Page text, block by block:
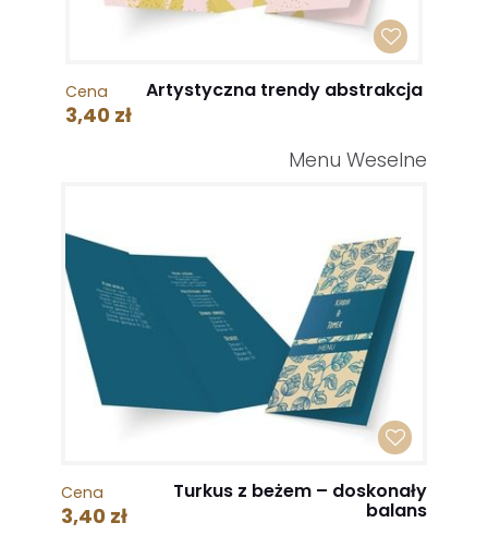
Cena
3,40 zł
Artystyczna trendy abstrakcja
Menu Weselne
Cena
3,40 zł
Turkus z beżem – doskonały
balans